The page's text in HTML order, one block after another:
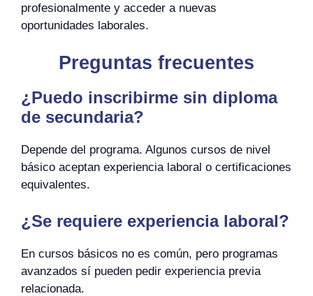
profesionalmente y acceder a nuevas
oportunidades laborales.
Preguntas frecuentes
¿Puedo inscribirme sin diploma
de secundaria?
Depende del programa. Algunos cursos de nivel
básico aceptan experiencia laboral o certificaciones
equivalentes.
¿Se requiere experiencia laboral?
En cursos básicos no es común, pero programas
avanzados sí pueden pedir experiencia previa
relacionada.